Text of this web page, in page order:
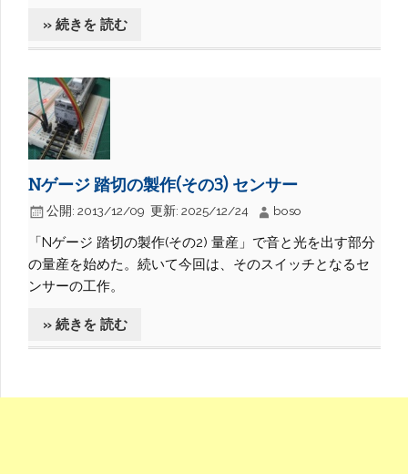
» 続きを 読む
Nゲージ 踏切の製作(その3) センサー
公開: 2013/12/09 更新: 2025/12/24 boso
「Nゲージ 踏切の製作(その2) 量産」で音と光を出す部分
の量産を始めた。続いて今回は、そのスイッチとなるセ
ンサーの工作。
» 続きを 読む